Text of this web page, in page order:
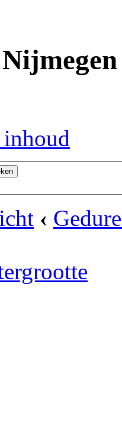
inhoud
‹